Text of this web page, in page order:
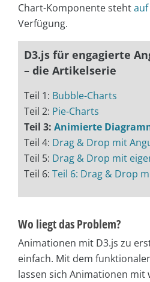
Chart-Komponente steht
Verfügung.
D3.js für engagierte
– die Artikelserie
Teil 1: Bubble-Charts
Teil 2: Pie-Charts
Teil 3: Animierte
Teil 4: Drag & Drop mit
Teil 5: Drag & Drop mit
Teil 6: Teil 6: Drag & Drop
Wo liegt das Problem?
Animationen mit D3.js zu
einfach. Mit dem
lassen sich Animationen mit